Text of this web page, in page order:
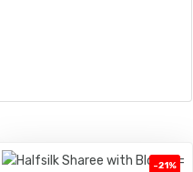
-21%